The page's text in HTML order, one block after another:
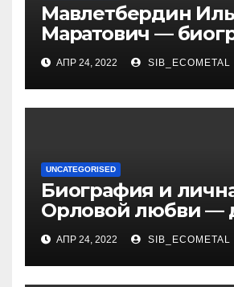
Мавлетбердин
Маратович —
достижения
российского
бизнесмена
АПР 24, 2022 SIB_ECOMETAL
UNCATEGORISED
Биография и
Орловой любви —
достижения,
радости
АПР 24, 2022 SIB_ECOMETAL